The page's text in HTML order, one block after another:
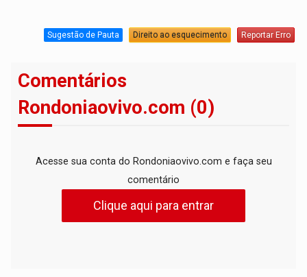
Sugestão de Pauta Direito ao esquecimento Reportar Erro
Comentários
Rondoniaovivo.com (0)
Acesse sua conta do Rondoniaovivo.com e faça seu
comentário
Clique aqui para entrar